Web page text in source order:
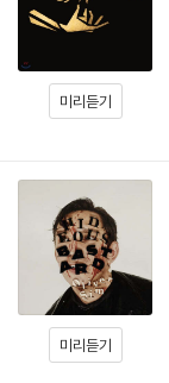
미리듣기
미리듣기